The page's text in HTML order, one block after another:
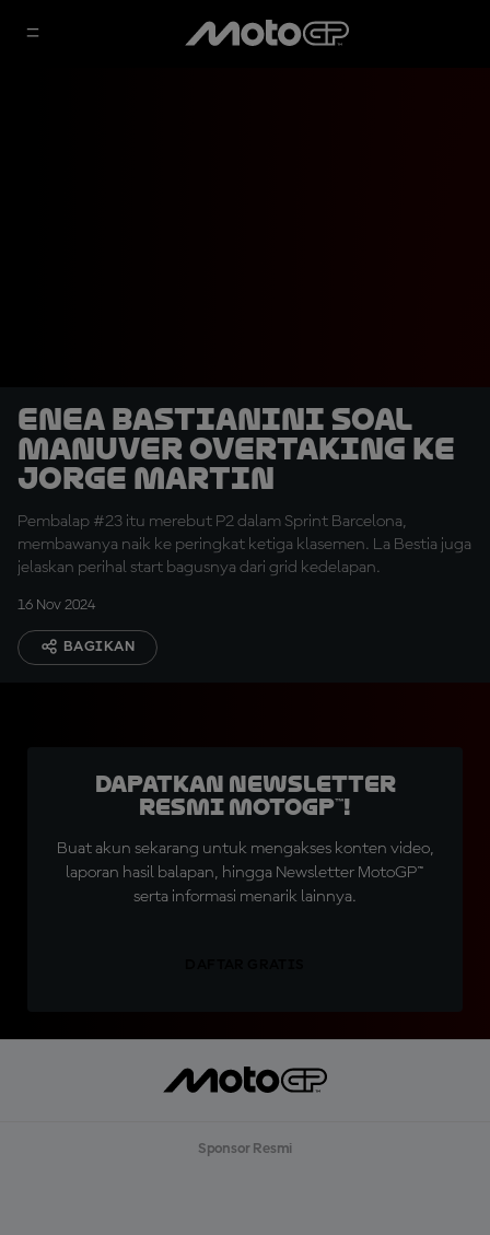
Enea Bastianini soal
Manuver Overtaking ke
Jorge Martin
Pembalap #23 itu merebut P2 dalam Sprint Barcelona,
membawanya naik ke peringkat ketiga klasemen. La Bestia juga
jelaskan perihal start bagusnya dari grid kedelapan.
16 Nov 2024
BAGIKAN
Dapatkan Newsletter
Resmi MotoGP™!
Buat akun sekarang untuk mengakses konten video,
laporan hasil balapan, hingga Newsletter MotoGP™
serta informasi menarik lainnya.
Sponsor Resmi